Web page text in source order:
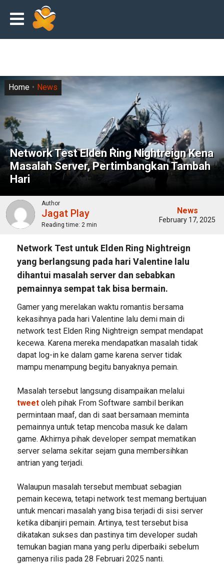
Network Test Elden Ring Nightreign Kena
Masalah Server, Pertimbangkan Tambah
Hari
Home News
Author
Jagat Play
Reading time: 2 min
News
February 17, 2025
Network Test untuk Elden Ring Nightreign
yang berlangsung pada hari Valentine lalu
dihantui masalah server dan sebabkan
pemainnya sempat tak bisa bermain.
Gamer yang merelakan waktu romantis bersama
kekasihnya pada hari Valentine lalu demi main di
network test Elden Ring Nightreign sempat mendapat
kecewa. Karena mereka mendapatkan masalah tidak
dapat log-in ke dalam game karena server tidak
mampu menampung begitu banyaknya pemain.
Masalah tersebut langsung disampaikan melalui
tweetoleh pihak From Software sambil berikan
permintaan maaf, dan di saat bersamaan meminta
pemainnya untuk tetap mencoba masuk ke dalam
game. Akhirnya pihak developer sempat mematikan
server selama sekitar sejam guna membersihkan
antrian yang terjadi.
Walaupun masalah tersebut membuat sebagian
pemain kecewa, tetapi network test memang bertujuan
untuk mencari masalah yang bisa terjadi di sisi server
ketika dibanjiri pemain. Artinya, test tersebut bisa
dikatakan sukses dan pastinya tim developer sudah
temukan bagian mana yang perlu diperbaiki sebelum
gamenya rilis pada 28 Februari 2025 nanti.